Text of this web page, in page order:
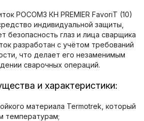
РОСОМЗ КН PREMIER FavoriT (10)
индивидуальной защиты,
безопасность глаз и лица сварщика
разработан с учётом требований
что делает его незаменимым
сварочных операций.
и характеристики:
материала Termotrek, который
температурам;